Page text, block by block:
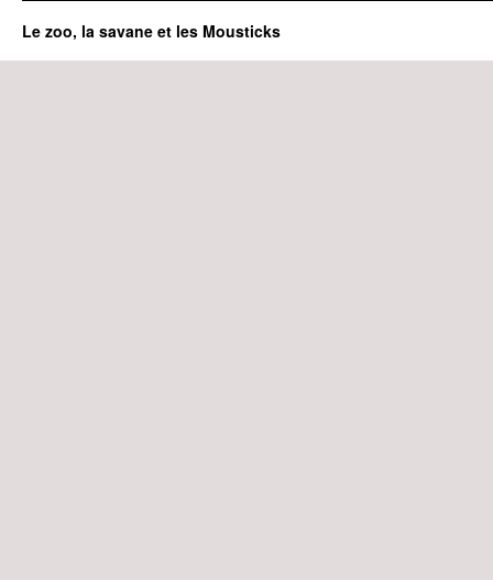
Le zoo, la savane et les Mousticks